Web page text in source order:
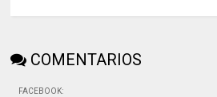
COMENTARIOS
FACEBOOK: